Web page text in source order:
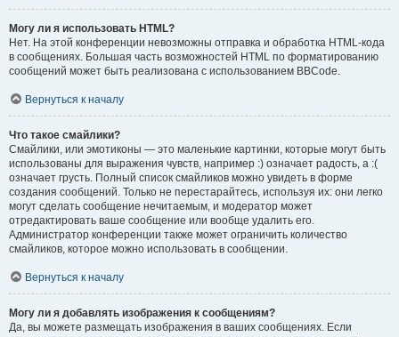
Могу ли я использовать HTML?
Нет. На этой конференции невозможны отправка и обработка HTML-кода
в сообщениях. Большая часть возможностей HTML по форматированию
сообщений может быть реализована с использованием BBCode.
Вернуться к началу
Что такое смайлики?
Смайлики, или эмотиконы — это маленькие картинки, которые могут быть
использованы для выражения чувств, например :) означает радость, а :(
означает грусть. Полный список смайликов можно увидеть в форме
создания сообщений. Только не перестарайтесь, используя их: они легко
могут сделать сообщение нечитаемым, и модератор может
отредактировать ваше сообщение или вообще удалить его.
Администратор конференции также может ограничить количество
смайликов, которое можно использовать в сообщении.
Вернуться к началу
Могу ли я добавлять изображения к сообщениям?
Да, вы можете размещать изображения в ваших сообщениях. Если